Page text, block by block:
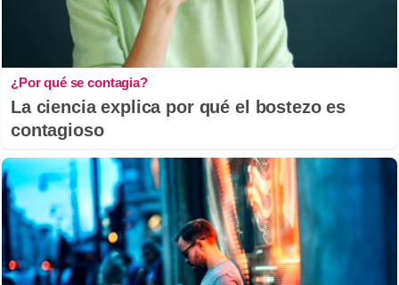
¿Por qué se contagia?
La ciencia explica por qué el bostezo es
contagioso